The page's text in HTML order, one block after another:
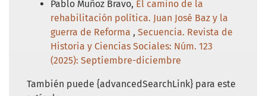
Pablo Muñoz Bravo, El camino de la
rehabilitación política. Juan José Baz y la
guerra de Reforma , Secuencia. Revista de
Historia y Ciencias Sociales: Núm. 123
(2025): Septiembre-diciembre
También puede {advancedSearchLink} para este